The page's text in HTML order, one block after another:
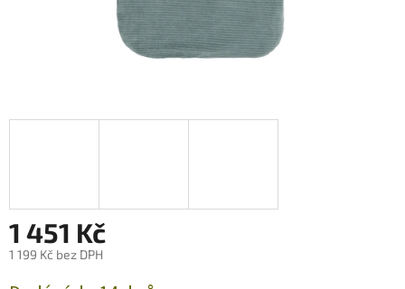
1 451 Kč
1 199 Kč bez DPH